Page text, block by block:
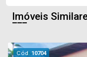
Imóveis
Cód. 10704